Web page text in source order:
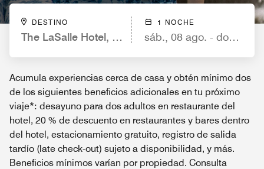
DESTINO
The LaSalle Hotel, Bryan College Station, a
1 NOCHE
sáb., 08 ago. - dom., 09
Acumula experiencias cerca de casa y obtén mínimo dos
de los siguientes beneficios adicionales en tu próximo
viaje*: desayuno para dos adultos en restaurante del
hotel, 20 % de descuento en restaurantes y bares dentro
del hotel, estacionamiento gratuito, registro de salida
tardío (late check-out) sujeto a disponibilidad, y más.
Beneficios mínimos varían por propiedad. Consulta